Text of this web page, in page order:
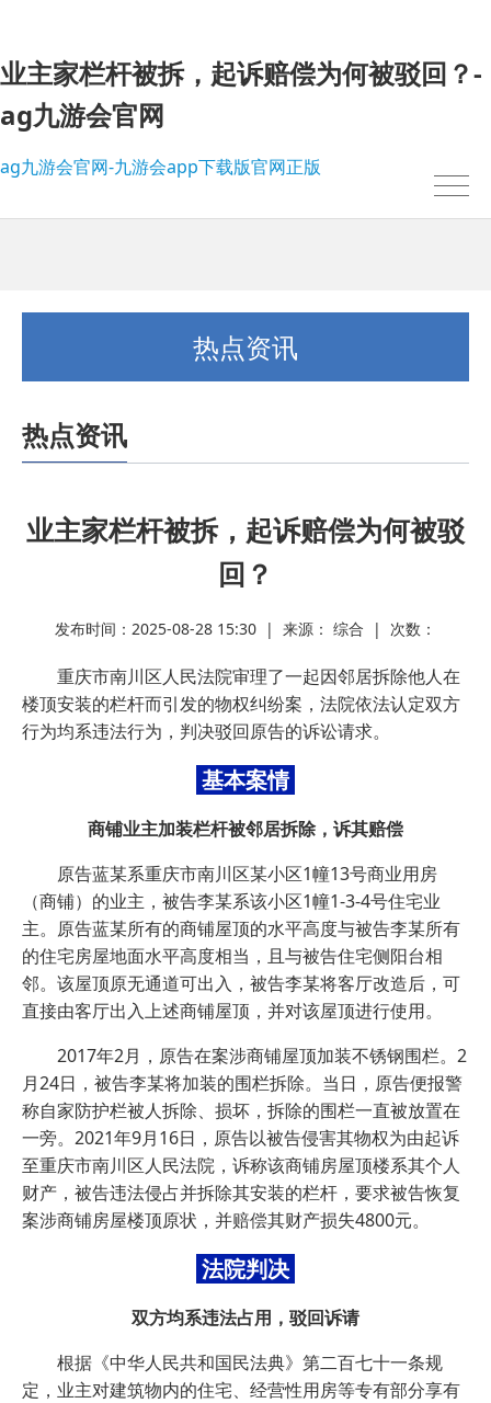
业主家栏杆被拆，起诉赔偿为何被驳回？-
ag九游会官网
ag九游会官网-九游会app下载版官网正版
热点资讯
热点资讯
业主家栏杆被拆，起诉赔偿为何被驳
回？
发布时间：2025-08-28 15:30 | 来源： 综合 | 次数：
重庆市南川区人民法院审理了一起因邻居拆除他人在
楼顶安装的栏杆而引发的物权纠纷案，法院依法认定双方
行为均系违法行为，判决驳回原告的诉讼请求。
基本案情
商铺业主加装栏杆被邻居拆除，诉其赔偿
原告蓝某系重庆市南川区某小区1幢13号商业用房
（商铺）的业主，被告李某系该小区1幢1-3-4号住宅业
主。原告蓝某所有的商铺屋顶的水平高度与被告李某所有
的住宅房屋地面水平高度相当，且与被告住宅侧阳台相
邻。该屋顶原无通道可出入，被告李某将客厅改造后，可
直接由客厅出入上述商铺屋顶，并对该屋顶进行使用。
2017年2月，原告在案涉商铺屋顶加装不锈钢围栏。2
月24日，被告李某将加装的围栏拆除。当日，原告便报警
称自家防护栏被人拆除、损坏，拆除的围栏一直被放置在
一旁。2021年9月16日，原告以被告侵害其物权为由起诉
至重庆市南川区人民法院，诉称该商铺房屋顶楼系其个人
财产，被告违法侵占并拆除其安装的栏杆，要求被告恢复
案涉商铺房屋楼顶原状，并赔偿其财产损失4800元。
法院判决
双方均系违法占用，驳回诉请
根据《中华人民共和国民法典》第二百七十一条规
定，业主对建筑物内的住宅、经营性用房等专有部分享有